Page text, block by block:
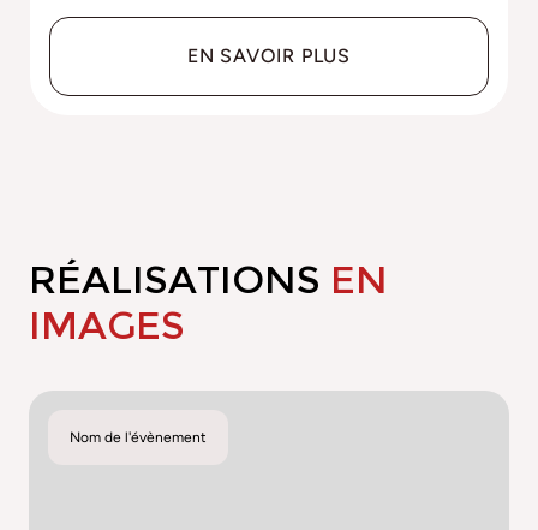
EN SAVOIR PLUS
RÉALISATIONS EN
IMAGES
Nom de l'évènement